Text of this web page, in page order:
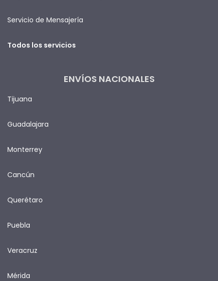
Servicio de Mensajería
Todos los servicios
ENVÍOS NACIONALES
Tijuana
Guadalajara
Monterrey
Cancún
Querétaro
Puebla
Veracruz
Mérida